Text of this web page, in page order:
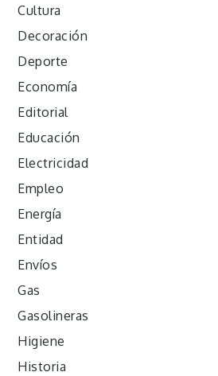
Cultura
Decoración
Deporte
Economía
Editorial
Educación
Electricidad
Empleo
Energía
Entidad
Envíos
Gas
Gasolineras
Higiene
Historia